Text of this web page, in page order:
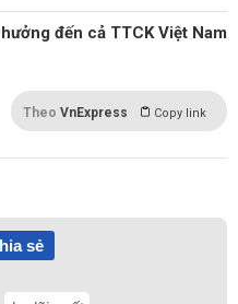
đến cả TTCK Việt Nam
Theo VnExpress Copy link
sẻ